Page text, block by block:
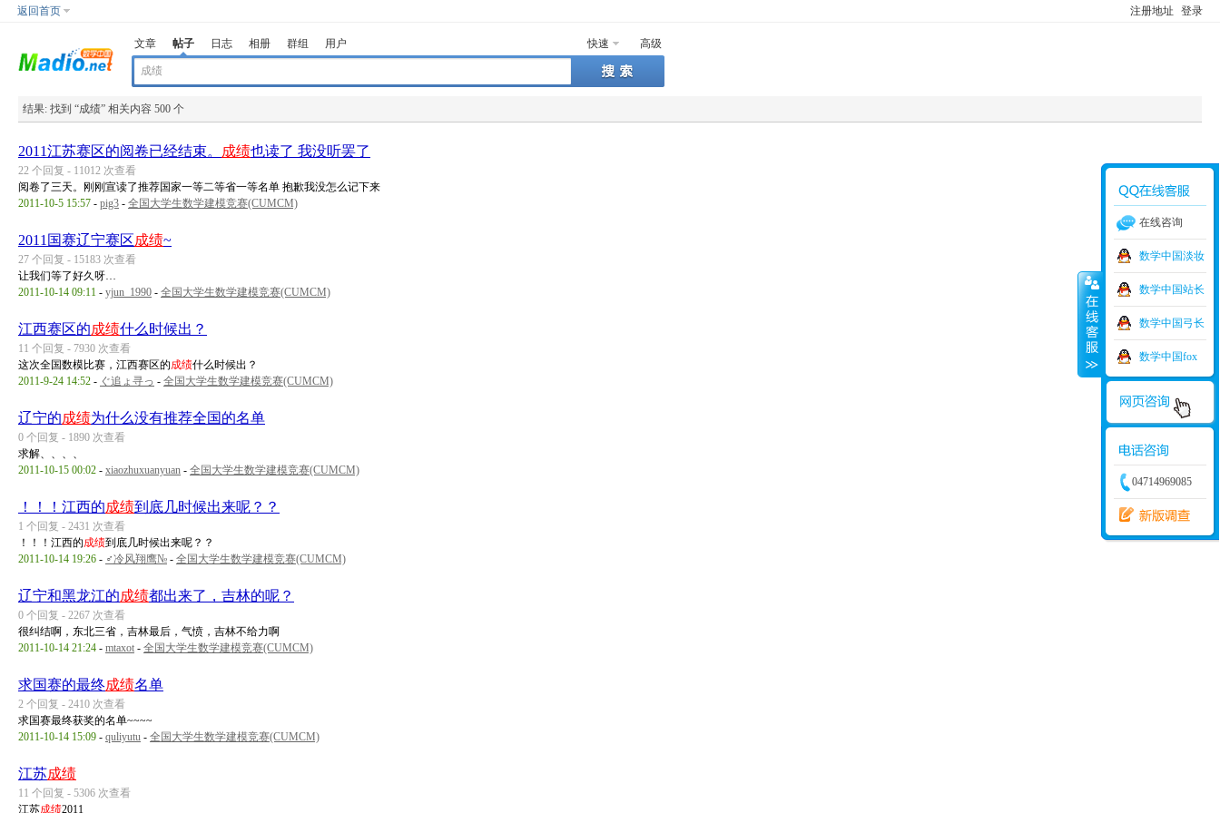
返回首页 注册地址 登录
快速 高级
文章 帖子 日志 相册 群组 用户
结果: 找到 “成绩” 相关内容 500 个
2011江苏赛区的阅卷已经结束。 成绩也读了 我没听罢了
22 个回复 - 11012 次查看
阅卷了三天。刚刚宣读了推荐国家一等二等省一等名单 抱歉我没怎么记下来
2011-10-5 15:57 - pig3 - 全国大学生数学建模竞赛(CUMCM)
2011国赛辽宁赛区成绩~
27 个回复 - 15183 次查看
让我们等了好久呀…
2011-10-14 09:11 - yjun_1990 - 全国大学生数学建模竞赛(CUMCM)
江西赛区的成绩什么时候出？
11 个回复 - 7930 次查看
这次全国数模比赛，江西赛区的成绩什么时候出？
2011-9-24 14:52 - ぐ追ょ寻っ - 全国大学生数学建模竞赛(CUMCM)
辽宁的成绩为什么没有推荐全国的名单
0 个回复 - 1890 次查看
求解、、、、
2011-10-15 00:02 - xiaozhuxuanyuan - 全国大学生数学建模竞赛(CUMCM)
！！！江西的成绩到底几时候出来呢？？
1 个回复 - 2431 次查看
！！！江西的成绩到底几时候出来呢？？
2011-10-14 19:26 - ♂冷风翔鹰№ - 全国大学生数学建模竞赛(CUMCM)
辽宁和黑龙江的成绩都出来了，吉林的呢？
0 个回复 - 2267 次查看
很纠结啊，东北三省，吉林最后，气愤，吉林不给力啊
2011-10-14 21:24 - mtaxot - 全国大学生数学建模竞赛(CUMCM)
求国赛的最终成绩名单
2 个回复 - 2410 次查看
求国赛最终获奖的名单~~~~
2011-10-14 15:09 - quliyutu - 全国大学生数学建模竞赛(CUMCM)
江苏成绩
11 个回复 - 5306 次查看
江苏成绩2011
在线咨询
数学中国淡妆
数学中国站长
数学中国弓长
数学中国fox
04714969085